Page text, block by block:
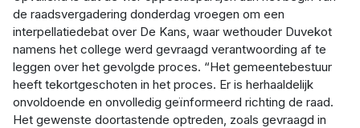
de raadsvergadering donderdag vroegen om een
interpellatiedebat over De Kans, waar wethouder Duvekot
namens het college werd gevraagd verantwoording af te
leggen over het gevolgde proces. “Het gemeentebestuur
heeft tekortgeschoten in het proces. Er is herhaaldelijk
onvoldoende en onvolledig geïnformeerd richting de raad.
Het gewenste doortastende optreden, zoals gevraagd in